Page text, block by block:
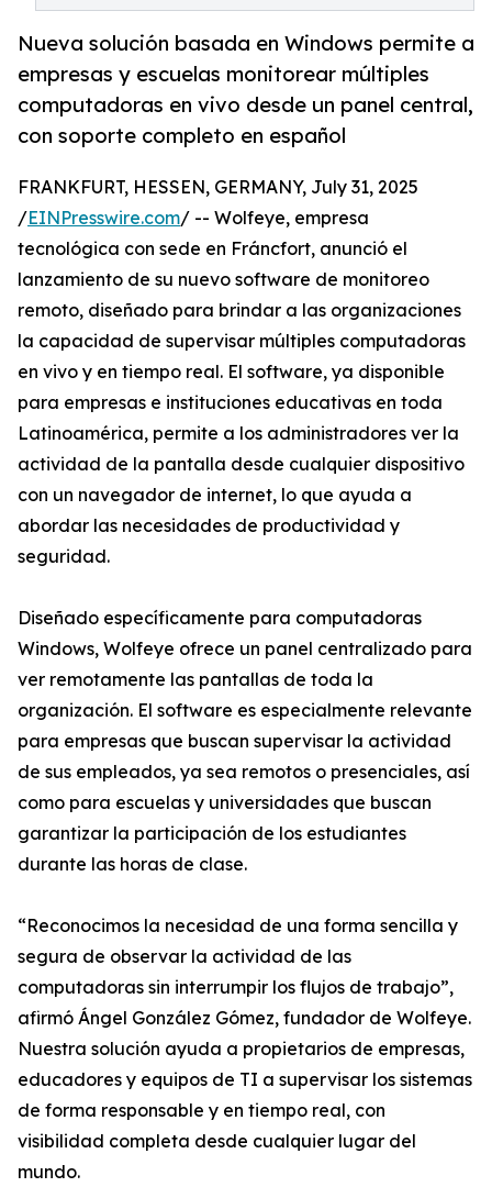
Nueva solución basada en Windows permite a
empresas y escuelas monitorear múltiples
computadoras en vivo desde un panel central,
con soporte completo en español
FRANKFURT, HESSEN, GERMANY, July 31, 2025
/EINPresswire.com/ -- Wolfeye, empresa
tecnológica con sede en Fráncfort, anunció el
lanzamiento de su nuevo software de monitoreo
remoto, diseñado para brindar a las organizaciones
la capacidad de supervisar múltiples computadoras
en vivo y en tiempo real. El software, ya disponible
para empresas e instituciones educativas en toda
Latinoamérica, permite a los administradores ver la
actividad de la pantalla desde cualquier dispositivo
con un navegador de internet, lo que ayuda a
abordar las necesidades de productividad y
seguridad.
Diseñado específicamente para computadoras
Windows, Wolfeye ofrece un panel centralizado para
ver remotamente las pantallas de toda la
organización. El software es especialmente relevante
para empresas que buscan supervisar la actividad
de sus empleados, ya sea remotos o presenciales, así
como para escuelas y universidades que buscan
garantizar la participación de los estudiantes
durante las horas de clase.
“Reconocimos la necesidad de una forma sencilla y
segura de observar la actividad de las
computadoras sin interrumpir los flujos de trabajo”,
afirmó Ángel González Gómez, fundador de Wolfeye.
Nuestra solución ayuda a propietarios de empresas,
educadores y equipos de TI a supervisar los sistemas
de forma responsable y en tiempo real, con
visibilidad completa desde cualquier lugar del
mundo.